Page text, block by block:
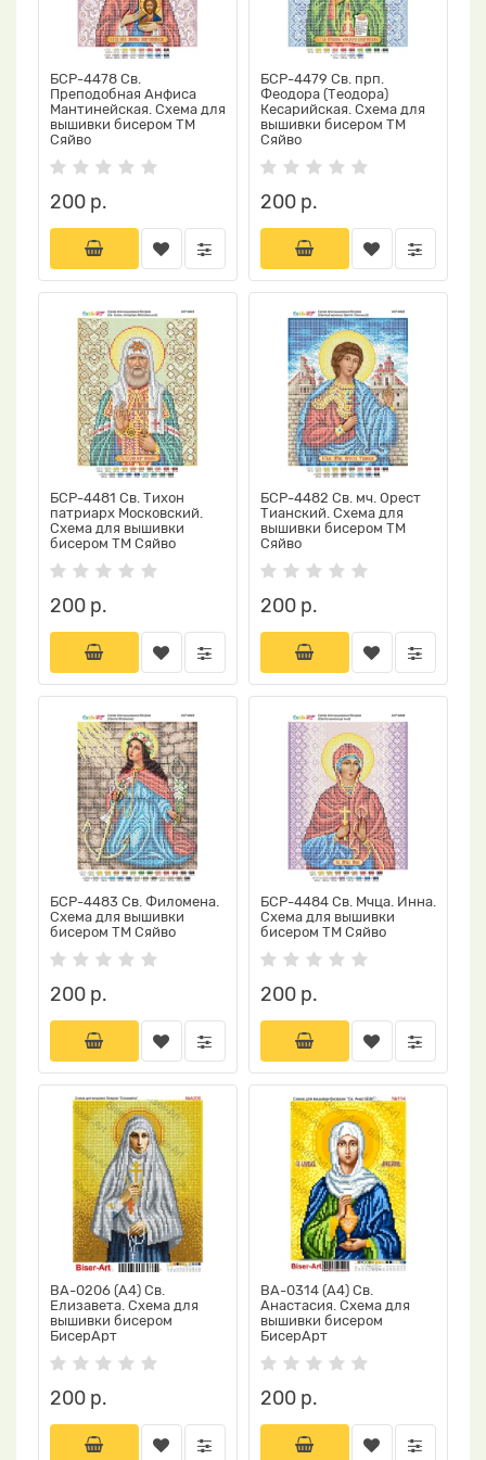
БСР-4478 Св.
Преподобная Анфиса
Мантинейская. Схема для
вышивки бисером ТМ
Сяйво
200 р.
БСР-4479 Св. прп.
Феодора (Теодора)
Кесарийская. Схема для
вышивки бисером ТМ
Сяйво
200 р.
БСР-4481 Св. Тихон
патриарх Московский.
Схема для вышивки
бисером ТМ Сяйво
200 р.
БСР-4482 Св. мч. Орест
Тианский. Схема для
вышивки бисером ТМ
Сяйво
200 р.
БСР-4483 Св. Филомена.
Схема для вышивки
бисером ТМ Сяйво
200 р.
БСР-4484 Св. Мчца. Инна.
Схема для вышивки
бисером ТМ Сяйво
200 р.
ВА-0206 (А4) Св.
Елизавета. Схема для
вышивки бисером
БисерАрт
200 р.
ВА-0314 (А4) Св.
Анастасия. Схема для
вышивки бисером
БисерАрт
200 р.